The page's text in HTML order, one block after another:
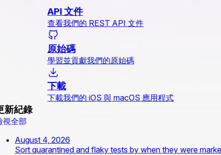
API 文件
查看我們的 REST API 文件
原始碼
學習並貢獻我們的原始碼
下載
下載我們的 iOS 與 macOS 應用程式
新紀錄
視全部
August 4, 2026
Sort quarantined and flaky tests by when they were